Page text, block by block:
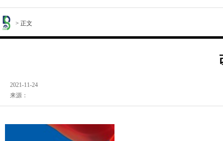
> 正文
2021-11-24
来源：